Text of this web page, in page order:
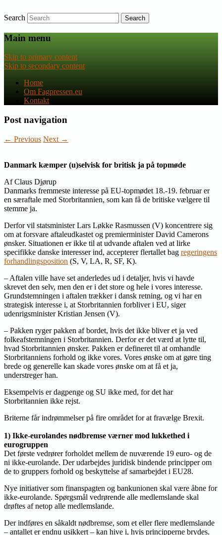
Fagpressen.eu
Nyheder om dansk EU-politik
Search
Main menu
Skip to primary content
Skip to secondary content
Home
Om Fagpressen.eu
Kontakt
Post navigation
← Previous Next →
Danmark kæmper (u)selvisk for britisk ja på topmøde
Af Claus Djørup
Danmarks fremmeste interesse på EU-topmødet 18.-19. februar er
en særaftale med Storbritannien, som kan få de britiske vælgere til
stemme ja.
Derfor vil statsminister Lars Løkke Rasmussen (V) koncentrere sig
om at forsvare aftaleudkastet og premierminister David Camerons
ønsker. Situationen er ikke til at udvande aftalen ved at lirke
specifikke danske interesser ind, accepterer flertallet bag regeringens
forhandlingsposition (S, V, LA, R, SF, K).
– Aftalen ville have set anderledes ud i detaljer, hvis vi havde
skrevet den selv, men den er i det store og hele i vores interesse.
Grundstemningen i aftalen trækker i dansk retning, og vi har en
strategisk interesse i, at Storbritannien forbliver i EU, siger
udenrigsminister Kristian Jensen (V).
– Pakken ryger pakken af bordet, hvis det ikke bliver et ja ved
folkeafstemningen i Storbritannien. Derfor er det værd at lytte til,
hvad Storbritannien ønsker. Pakken er defineret til at omhandle
Storbritanniens forhold og ikke vores. Vores ønske om at gøre ting
brede og generelle kan skade vores ønske om at få et ja,
understreger han.
Eksempelvis er dagpenge og SU ikke med, for det har
Storbritannien ikke rejst.
Briterne får indrømmelser på fire området for at fravælge Brexit.
1) Ikke-eurolandes nødbremse værner mod lukkethed i
eurogruppen
Det første vedrører forholdet mellem de nuværende 19 euro- og de
ni ikke-eurolande. Der udarbejdes juridisk bindende principper om
de to gruppers forhold og beskyttelse af samarbejdet i EU28.
Nye initiativer som finanspagten og bankunionen skal være åbne for
ikke-eurolande. Spørgsmål vedrørende alle medlemslande skal
drøftes af netop alle medlemslande.
Der indføres en såkaldt nødbremse, som et eller flere medlemslande
– antallet er endnu usikkert – kan hive i, hvis principperne brydes.